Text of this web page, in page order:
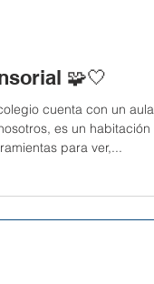
🧩🤍
cuenta con un aula
es un habitación
para ver,...